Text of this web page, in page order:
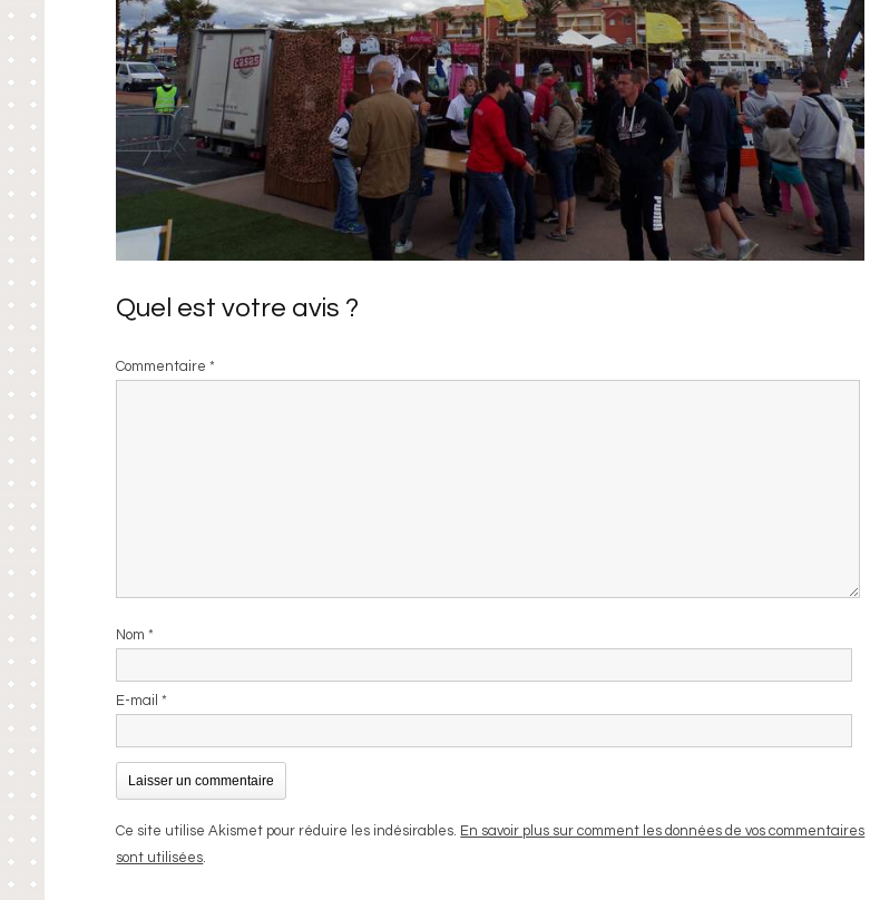
Quel est votre avis ?
Commentaire*
Nom*
E-mail*
Ce site utilise Akismet pour réduire les indésirables. En savoir plus sur comment les données de vos commentaires
sont utilisées.